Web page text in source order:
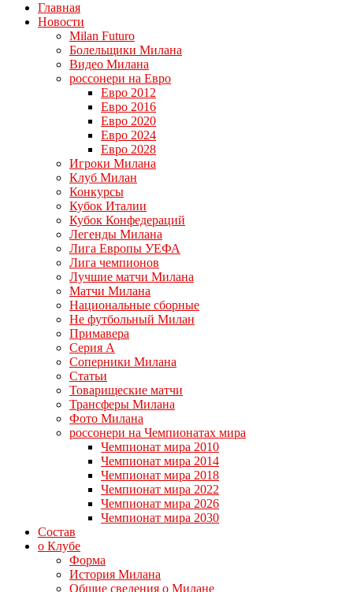
Главная
Новости
Milan Futuro
Болельщики Милана
Видео Милана
россонери на Евро
Евро 2012
Евро 2016
Евро 2020
Евро 2024
Евро 2028
Игроки Милана
Клуб Милан
Конкурсы
Кубок Италии
Кубок Конфедераций
Легенды Милана
Лига Европы УЕФА
Лига чемпионов
Лучшие матчи Милана
Матчи Милана
Национальные сборные
Не футбольный Милан
Примавера
Серия А
Соперники Милана
Статьи
Товарищеские матчи
Трансферы Милана
Фото Милана
россонери на Чемпионатах мира
Чемпионат мира 2010
Чемпионат мира 2014
Чемпионат мира 2018
Чемпионат мира 2022
Чемпионат мира 2026
Чемпионат мира 2030
Состав
о Клубе
Форма
История Милана
Общие сведения о Милане